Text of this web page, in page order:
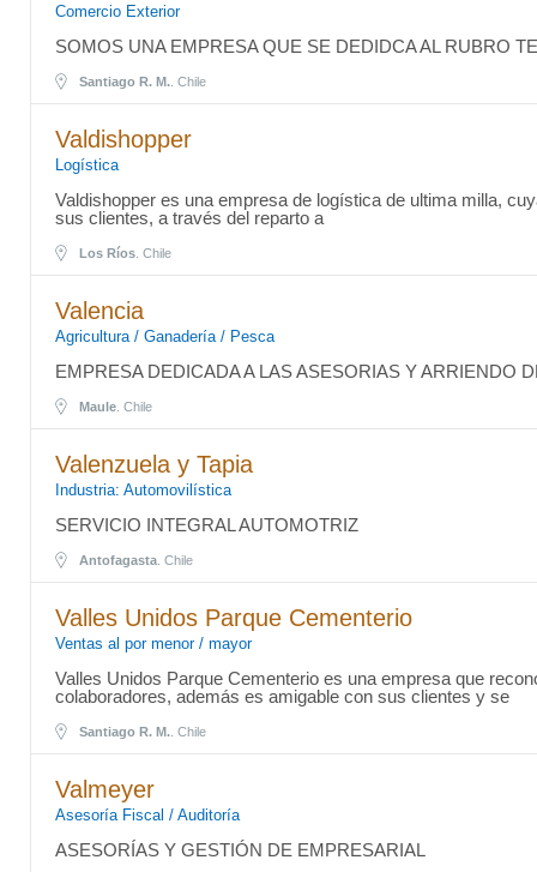
Comercio Exterior
SOMOS UNA EMPRESA QUE SE DEDIDCA AL RUBRO
Santiago R. M. . Chile
Valdishopper
Logística
Valdishopper es una empresa de logística de ultima milla,
sus clientes, a través del reparto a
Los Ríos . Chile
Valencia
Agricultura / Ganadería / Pesca
EMPRESA DEDICADA A LAS ASESORIAS Y ARRIENDO
Maule . Chile
Valenzuela y Tapia
Industria: Automovilística
SERVICIO INTEGRAL AUTOMOTRIZ
Antofagasta . Chile
Valles Unidos Parque Cementerio
Ventas al por menor / mayor
Valles Unidos Parque Cementerio es una empresa que
colaboradores, además es amigable con sus clientes y se
Santiago R. M. . Chile
Valmeyer
Asesoría Fiscal / Auditoría
ASESORÍAS Y GESTIÓN DE EMPRESARIAL